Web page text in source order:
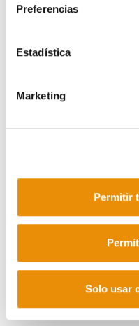
Preferencias
Estadística
Marketing
Permitir
Solo usar
Telf. +33 (0) 559 25
Mastodon